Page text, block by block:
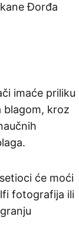
Đorđa
imaće priliku
blagom, kroz
će moći
fotografija ili